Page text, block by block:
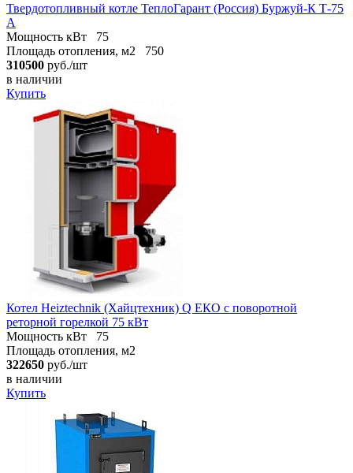
Твердотопливный котле ТеплоГарант (Россия) Буржуй-К Т-75
А
Мощность кВт
75
Площадь отопления, м2
750
310500 руб./шт
в наличии
Купить
Котел Heiztechnik (Хайцтехник) Q ЕКO с поворотной
реторной горелкой 75 кВт
Мощность кВт
75
Площадь отопления, м2
322650 руб./шт
в наличии
Купить